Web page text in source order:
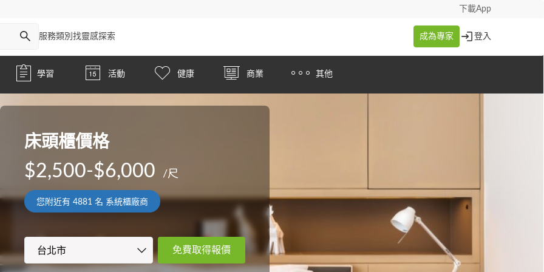
下載App
服務類別 找靈感探索 成為專家 登入
學習 活動 健康 商業 其他
床頭櫃價格
$2,500-$6,000 /尺
您附近有 4881名 系統櫃廠商
免費取得報價